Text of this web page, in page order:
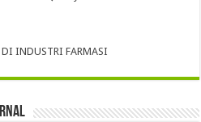
INDUSTRI FARMASI